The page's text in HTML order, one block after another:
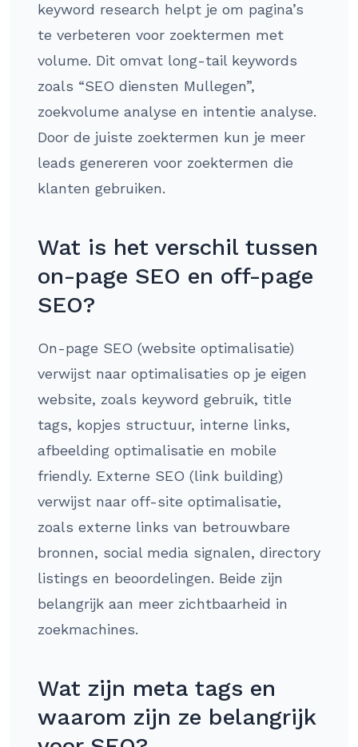
keyword research helpt je om pagina’s
te verbeteren voor zoektermen met
volume. Dit omvat long-tail keywords
zoals “SEO diensten Mullegen”,
zoekvolume analyse en intentie analyse.
Door de juiste zoektermen kun je meer
leads genereren voor zoektermen die
klanten gebruiken.
Wat is het verschil tussen
on-page SEO en off-page
SEO?
On-page SEO (website optimalisatie)
verwijst naar optimalisaties op je eigen
website, zoals keyword gebruik, title
tags, kopjes structuur, interne links,
afbeelding optimalisatie en mobile
friendly. Externe SEO (link building)
verwijst naar off-site optimalisatie,
zoals externe links van betrouwbare
bronnen, social media signalen, directory
listings en beoordelingen. Beide zijn
belangrijk aan meer zichtbaarheid in
zoekmachines.
Wat zijn meta tags en
waarom zijn ze belangrijk